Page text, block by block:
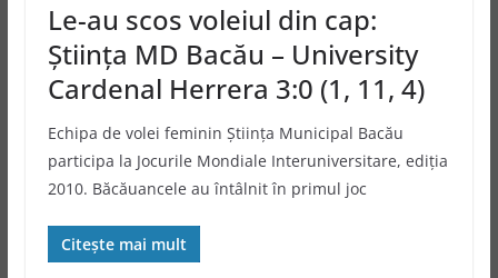
Le-au scos voleiul din cap:
Ştiinţa MD Bacău – University
Cardenal Herrera 3:0 (1, 11, 4)
Echipa de volei feminin Ştiinţa Municipal Bacău
participa la Jocurile Mondiale Interuniversitare, ediţia
2010. Băcăuancele au întâlnit în primul joc
Citește mai mult